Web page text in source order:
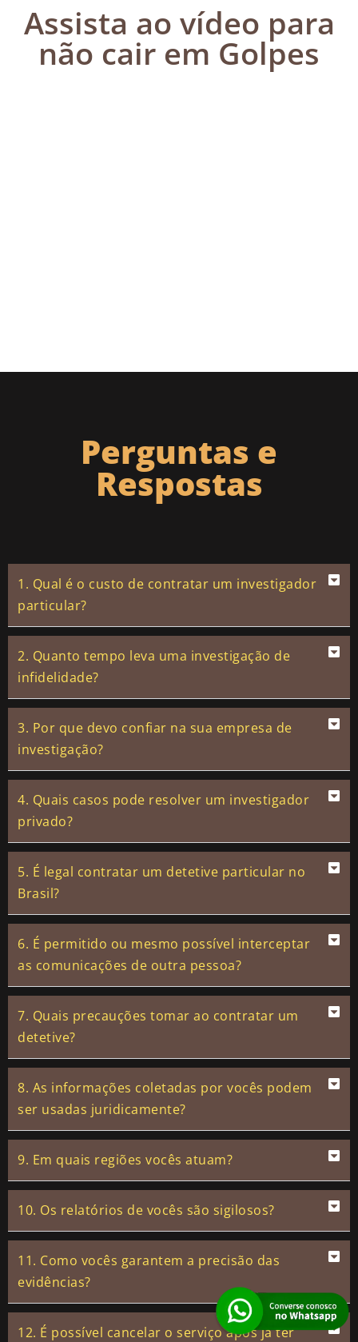
Assista ao vídeo para
não cair em Golpes
Perguntas e
Respostas
1. Qual é o custo de contratar um investigador
particular?
2. Quanto tempo leva uma investigação de
infidelidade?
3. Por que devo confiar na sua empresa de
investigação?
4. Quais casos pode resolver um investigador
privado?
5. É legal contratar um detetive particular no
Brasil?
6. É permitido ou mesmo possível interceptar
as comunicações de outra pessoa?
7. Quais precauções tomar ao contratar um
detetive?
8. As informações coletadas por vocês podem
ser usadas juridicamente?
9. Em quais regiões vocês atuam?
10. Os relatórios de vocês são sigilosos?
11. Como vocês garantem a precisão das
evidências?
12. É possível cancelar o serviço após já ter